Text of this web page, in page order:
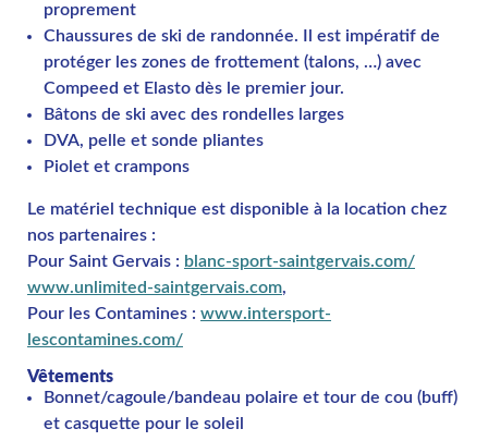
proprement
Chaussures de ski de randonnée. Il est impératif de
protéger les zones de frottement (talons, …) avec
Compeed et Elasto dès le premier jour.
Bâtons de ski avec des rondelles larges
DVA, pelle et sonde pliantes
Piolet et crampons
Le matériel technique est disponible à la location chez
nos partenaires :
Pour Saint Gervais : blanc-sport-saintgervais.com/
www.unlimited-saintgervais.com,
Pour les Contamines : www.intersport-
lescontamines.com/
Vêtements
Bonnet/cagoule/bandeau polaire et tour de cou (buff)
et casquette pour le soleil